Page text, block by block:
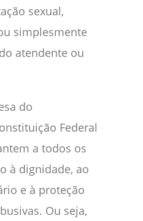
sexual,
simplesmente
atendente ou
do
Federal
a todos os
à dignidade, ao
e à proteção
Ou seja,